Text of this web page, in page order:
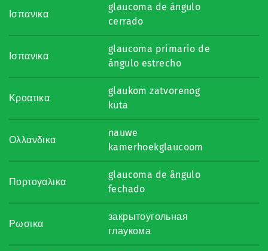
Ισπανικα
glaucoma de ángulo
cerrado
Ισπανικα
glaucoma primario de
ángulo estrecho
Κροατικα
glaukom zatvorenog
kuta
Ολλανδικα
nauwe
kamerhoekglaucoom
Πορτογαλικα
glaucoma de ângulo
fechado
Ρωσικα
закрытоугольная
глаукома